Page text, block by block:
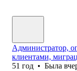
Администратор,
клиентами,
51 год • Была